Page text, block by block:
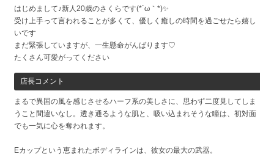
はじめまして♪新人20歳のさくらです(*´ω｀*)✨
受け上手って言われることが多くて、優しく癒しの時間を過ごせたら嬉し
いです
まだ緊張していますが、一生懸命がんばります♡
たくさん可愛がってください
店長コメント
まるで異国の風を感じさせるハーフ系の美しさに、思わず二度見してしま
うこと間違いなし。透き通るような肌と、吸い込まれそうな瞳は、初対面
でも一気に心を奪われます。
Eカップという恵まれたボディラインは、彼女の最大の武器。